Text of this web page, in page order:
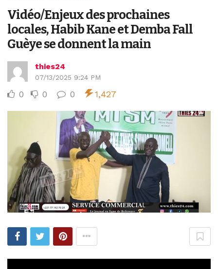
Vidéo/Enjeux des prochaines
locales, Habib Kane et Demba Fall
Guèye se donnent la main
thies24
07/13/2025 9:24 PM
0 0 0 1,427